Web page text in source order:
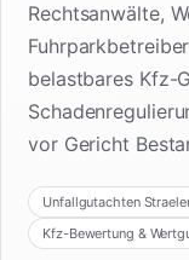
Rechtsanwälte,
belastbares Kfz-
vor Gericht
Unfallgutachten
Kfz-Bewertung &